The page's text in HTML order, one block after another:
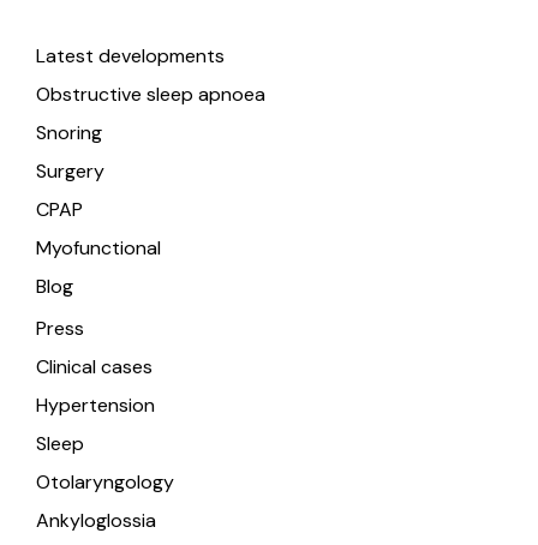
Latest developments
Obstructive sleep apnoea
Snoring
Surgery
CPAP
Myofunctional
Blog
Press
Clinical cases
Hypertension
Sleep
Otolaryngology
Ankyloglossia